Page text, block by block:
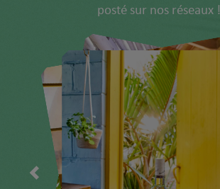
posté sur nos réseaux !